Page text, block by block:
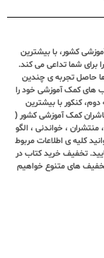
کشور، با بیشترین
برای شما تداعی می کند.
ها حاصل تجربه ی چندین
های کمک آموزشی خود را
کنکور با بیشترین
کمک آموزشی کشور (
منتشران ، خواندنی ، الگو
کلیه ی اطلاعات مربوط
تخفیف خرید کتاب در
های متنوع خواهیم